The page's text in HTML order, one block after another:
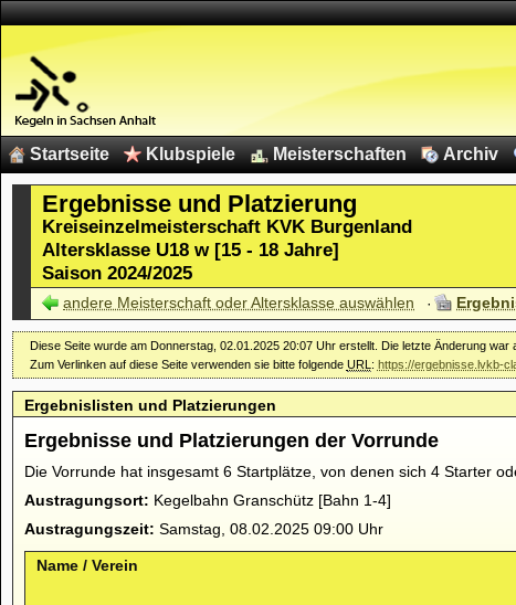
Startseite Klubspiele Meisterschaften Archiv
Ergebnisse und Platzierung
Kreiseinzelmeisterschaft KVK Burgenland
Altersklasse U18 w [15 - 18 Jahre]
Saison 2024/2025
andere Meisterschaft oder Altersklasse auswählen
Diese Seite wurde am Donnerstag, 02.01.2025 20:07 Uhr erstellt. Die letzte Änderung war
Zum Verlinken auf diese Seite verwenden sie bitte folgende URL : https://ergebnisse.lvkb-
Ergebnislisten und Platzierungen
Ergebnisse und Platzierungen der Vorrunde
Die Vorrunde hat insgesamt 6 Startplätze, von denen sich 4 Starter
Austragungsort: Kegelbahn Granschütz [Bahn 1-4]
Austragungszeit: Samstag, 08.02.2025 09:00 Uhr
Name / Verein